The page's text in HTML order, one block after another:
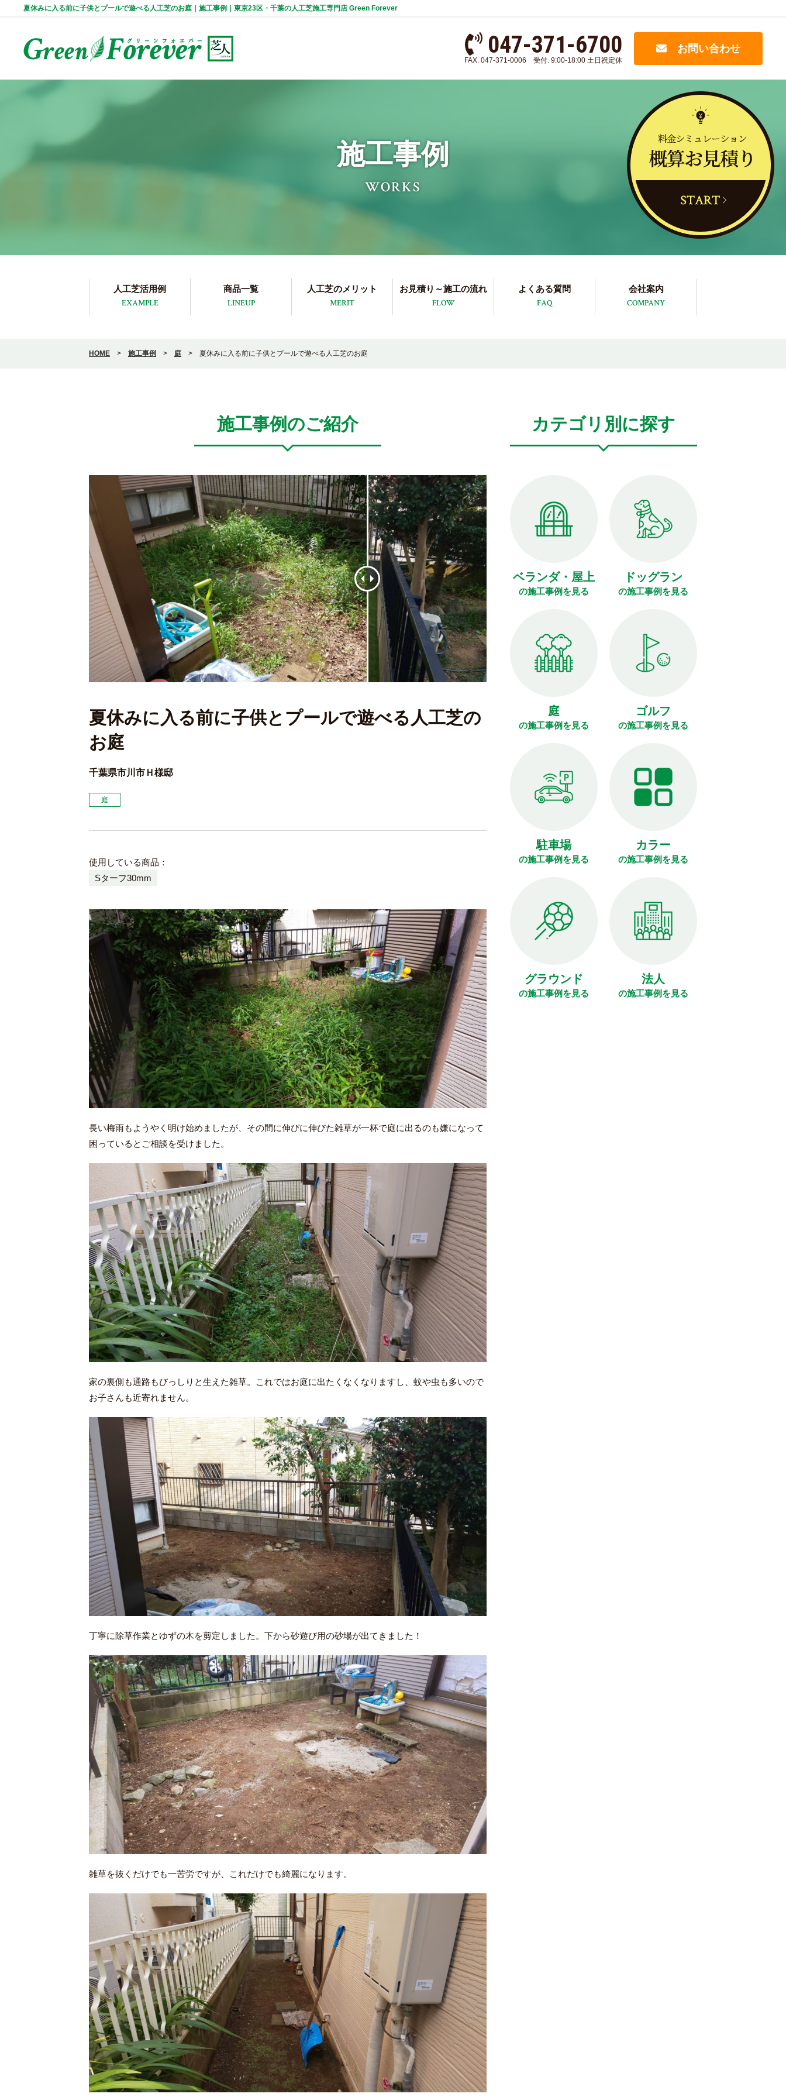
夏休みに入る前に子供とプールで遊べる人工芝のお庭｜施工事例｜東京23区・千葉の人工芝施工専門店 Green Forever
047-371-6700
FAX. 047-371-0006 受付. 9:00-18:00 土日祝定休
お問い合わせ
施工事例
WORKS
人工芝活用例
EXAMPLE
商品一覧
LINEUP
人工芝のメリット
MERIT
お見積り～施工の流れ
FLOW
よくある質問
FAQ
会社案内
COMPANY
HOME > 施工事例 > 庭 > 夏休みに入る前に子供とプールで遊べる人工芝のお庭
施工事例のご紹介
夏休みに入る前に子供とプールで遊べる人工芝の
お庭
千葉県市川市Ｈ様邸
庭
使用している商品：
Sターフ30mm
長い梅雨もようやく明け始めましたが、その間に伸びに伸びた雑草が一杯で庭に出るのも嫌になって
困っているとご相談を受けました。
家の裏側も通路もびっしりと生えた雑草。これではお庭に出たくなくなりますし、蚊や虫も多いので
お子さんも近寄れません。
丁寧に除草作業とゆずの木を剪定しました。下から砂遊び用の砂場が出てきました！
雑草を抜くだけでも一苦労ですが、これだけでも綺麗になります。
カテゴリ別に探す
ベランダ・屋上
の施工事例を見る
ドッグラン
の施工事例を見る
庭
の施工事例を見る
ゴルフ
の施工事例を見る
駐車場
の施工事例を見る
カラー
の施工事例を見る
グラウンド
の施工事例を見る
法人
の施工事例を見る